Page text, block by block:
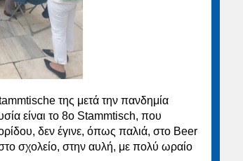
της μετά την πανδημία
είναι το 8ο Stammtisch, που
δεν έγινε, όπως παλιά, στο Beer
σχολείο, στην αυλή, με πολύ ωραίο